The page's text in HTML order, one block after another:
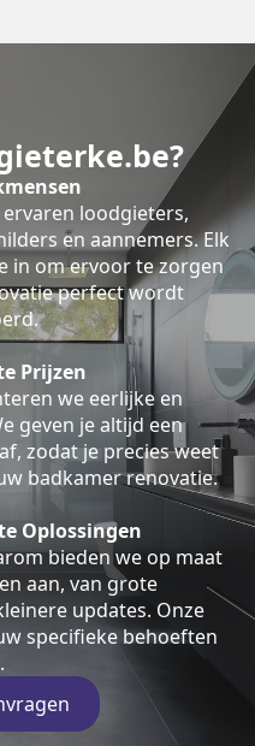
loodgieters,
en aannemers. Elk
in om ervoor te zorgen
perfect wordt
Prijzen
we eerlijke en
geven je altijd een
zodat je precies weet
badkamer renovatie.
Oplossingen
bieden we op maat
aan, van grote
updates. Onze
specifieke behoeften